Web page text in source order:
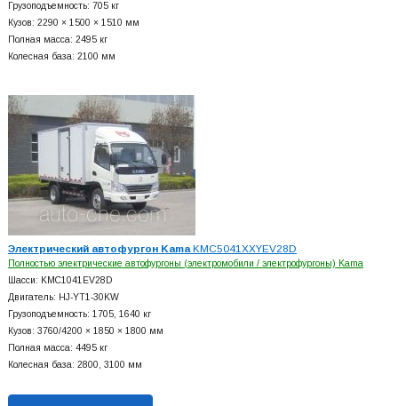
Грузоподъемность: 705 кг
Кузов: 2290 × 1500 × 1510 мм
Полная масса: 2495 кг
Колесная база: 2100 мм
Электрический автофургон KamaKMC5041XXYEV28D
Полностью электрические автофургоны (электромобили / электрофургоны) Kama
Шасси: KMC1041EV28D
Двигатель: HJ-YT1-30KW
Грузоподъемность: 1705, 1640 кг
Кузов: 3760/4200 × 1850 × 1800 мм
Полная масса: 4495 кг
Колесная база: 2800, 3100 мм